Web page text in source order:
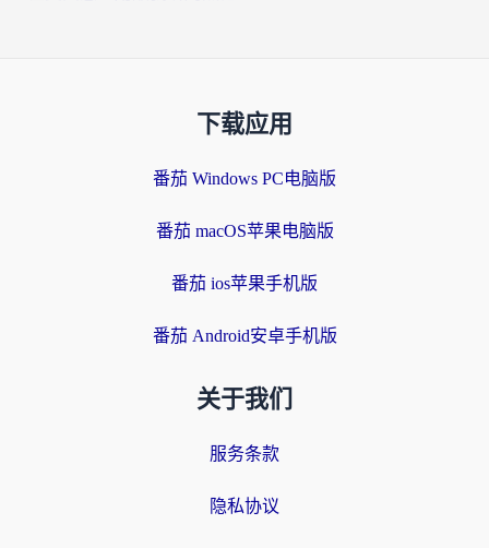
下载应用
番茄 Windows PC电脑版
番茄 macOS苹果电脑版
番茄 ios苹果手机版
番茄 Android安卓手机版
关于我们
服务条款
隐私协议